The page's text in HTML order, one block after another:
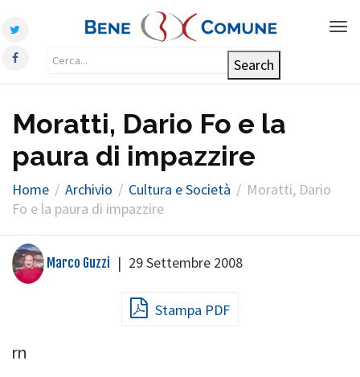
Moratti, Dario Fo e la
paura di impazzire
Home Archivio Cultura e Società
Moratti, Dario
Fo e la paura di impazzire
Marco Guzzi | 29 Settembre 2008
Stampa PDF
rn